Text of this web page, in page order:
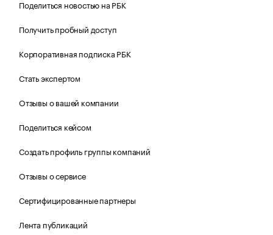
Поделиться новостью на РБК
Получить пробный доступ
Корпоративная подписка РБК
Стать экспертом
Отзывы о вашей компании
Поделиться кейсом
Создать профиль группы компаний
Отзывы о сервисе
Сертифицированные партнеры
Лента публикаций